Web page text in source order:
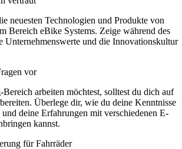
neuesten Technologien und Produkte von
Bereich eBike Systems. Zeige während des
Unternehmenswerte und die Innovationskultur
vor
arbeiten möchtest, solltest du dich auf
Überlege dir, wie du deine Kenntnisse
deine Erfahrungen mit verschiedenen E-
kannst.
für Fahrräder